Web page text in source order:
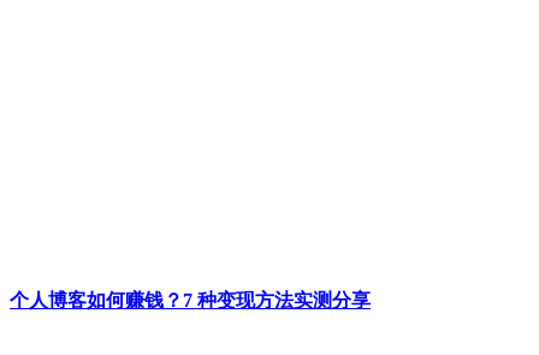
个人博客如何赚钱？7 种变现方法实测分享